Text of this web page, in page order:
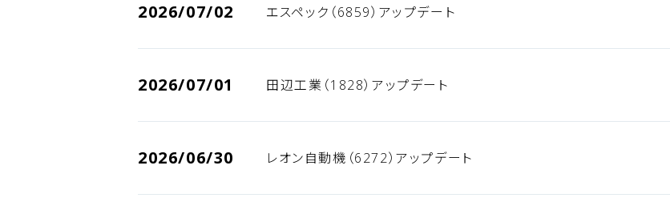
2026/07/02 エスペック（6859）アップデート
2026/07/01 田辺工業（1828）アップデート
2026/06/30 レオン自動機（6272）アップデート